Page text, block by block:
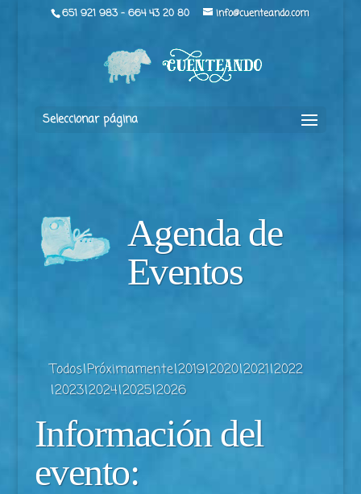
651 921 983 - 664 43 20 80 info@cuenteando.com
Seleccionar página
Agenda de
Eventos
Todos Próximamente 2019 2020 2021 2022
2023 2024 2025 2026
Información del
evento: